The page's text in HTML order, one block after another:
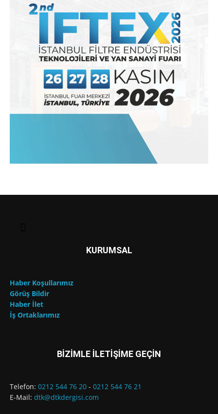
KURUMSAL
Haber Koşullarımız
Görüş Bildir
Haber İlet
İş Ortaklarımız
BİZİMLE İLETİŞİME GEÇİN
Telefon: 0212 544 76 20 - 0212 544 76 21
E-Mail: dtk@dtkdergisi.com